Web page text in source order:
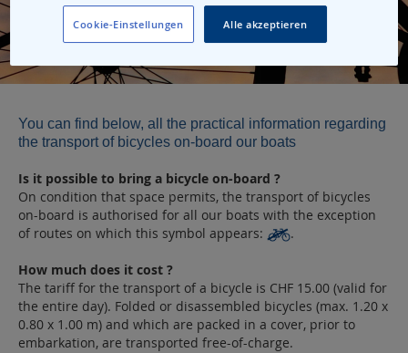
You can find below, all the practical information regarding
the transport of bicycles on-board our boats
Is it possible to bring a bicycle on-board ?
On condition that space permits, the transport of bicycles
on-board is authorised for all our boats with the exception
of routes on which this symbol appears:
.
How much does it cost ?
The tariff for the transport of a bicycle is CHF 15.00 (valid for
the entire day). Folded or disassembled bicycles (max. 1.20 x
0.80 x 1.00 m) and which are packed in a cover, prior to
embarkation, are transported free-of-charge.
Cookie-Einstellungen Alle akzeptieren